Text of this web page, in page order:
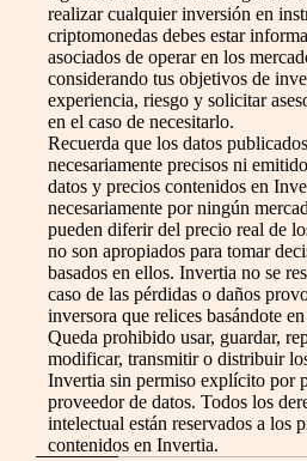
realizar cualquier inversión en
criptomonedas debes estar
asociados de operar en los
considerando tus objetivos de
experiencia, riesgo y solicitar
en el caso de necesitarlo.
Recuerda que los datos
necesariamente precisos ni
datos y precios contenidos en
necesariamente por ningún
pueden diferir del precio real de
no son apropiados para tomar
basados en ellos. Invertia no se
caso de las pérdidas o daños
inversora que relices basándote
Queda prohibido usar, guardar,
modificar, transmitir o distribuir
Invertia sin permiso explícito por
proveedor de datos. Todos los
intelectual están reservados a los
contenidos en Invertia.